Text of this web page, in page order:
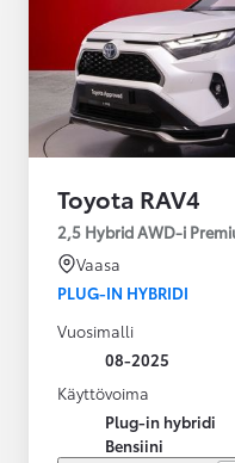
Toyota RAV4
2,5 Hybrid AWD-i
Vaasa
PLUG-IN HYBRIDI
Vuosimalli
08-2025
Käyttövoima
Plug-in hybridi
Bensiini